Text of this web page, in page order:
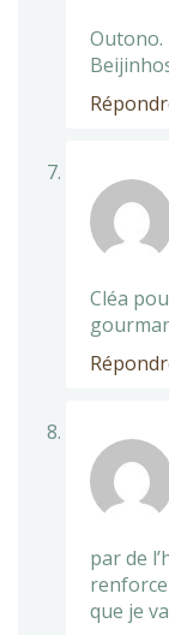
Outono.
Cléa
par de
que je